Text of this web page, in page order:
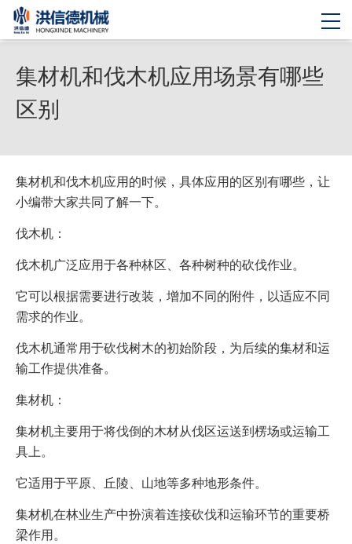
集材机和伐木机应用场景有哪些
区别
集材机和伐木机应用的时候，具体应用的区别有哪些，让
小编带大家共同了解一下。
伐木机：
伐木机广泛应用于各种林区、各种树种的砍伐作业。
它可以根据需要进行改装，增加不同的附件，以适应不同
需求的作业。
伐木机通常用于砍伐树木的初始阶段，为后续的集材和运
输工作提供准备。
集材机：
集材机主要用于将伐倒的木材从伐区运送到楞场或运输工
具上。
它适用于平原、丘陵、山地等多种地形条件。
集材机在林业生产中扮演着连接砍伐和运输环节的重要桥
梁作用。